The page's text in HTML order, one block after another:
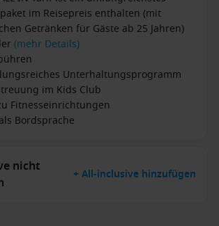
im Reisepreis enthalten (mit
Getränken für Gäste ab 25 Jahren)
(mehr Details)
Unterhaltungsprogramm
im Kids Club
Fitnesseinrichtungen
Bordsprache
nicht
+ All-inclusive hinzufügen